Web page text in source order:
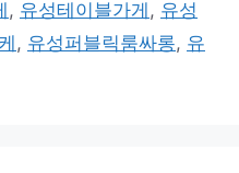
, 유성테이블가게 , 유성
, 유성퍼블릭룸싸롱, 유